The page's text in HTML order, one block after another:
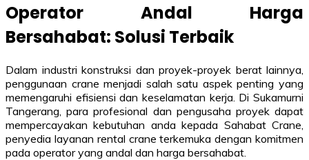
Operator Andal Harga
Bersahabat: Solusi Terbaik
Dalam industri konstruksi dan proyek-proyek berat lainnya,
penggunaan crane menjadi salah satu aspek penting yang
memengaruhi efisiensi dan keselamatan kerja. Di Sukamurni
Tangerang, para profesional dan pengusaha proyek dapat
mempercayakan kebutuhan anda kepada Sahabat Crane,
penyedia layanan rental crane terkemuka dengan komitmen
pada operator yang andal dan harga bersahabat.